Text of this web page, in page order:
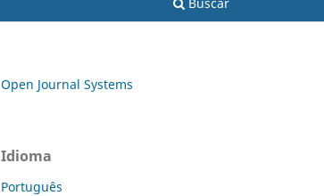
Open Journal Systems
Idioma
Português